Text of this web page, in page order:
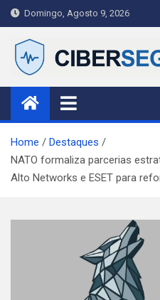
Skip
to
content
Domingo, Agosto 9, 2026
Publicação portuguesa de
notícias, alertas e guias
profissionais.
Home
Destaques
NATO formaliza parcerias
Alto Networks e ESET para